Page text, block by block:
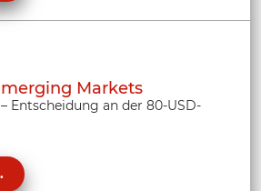
Markets
Entscheidung an der 80-USD-